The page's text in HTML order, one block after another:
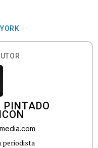
PINTADO
periodista